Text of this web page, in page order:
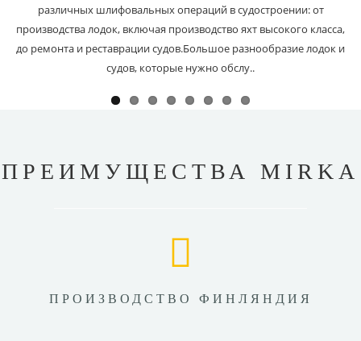
различных шлифовальных операций в судостроении: от
производства лодок, включая производство яхт высокого класса,
до ремонта и реставрации судов.Большое разнообразие лодок и
судов, которые нужно обслу..
ПРЕИМУЩЕСТВА MIRKA
ПРОИЗВОДСТВО ФИНЛЯНДИЯ